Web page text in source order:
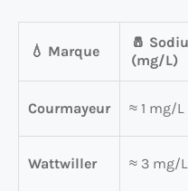
💧 Marque
🧂
(mg/L)
Courmayeur ≈ 1 mg/L
Wattwiller ≈ 3 mg/L